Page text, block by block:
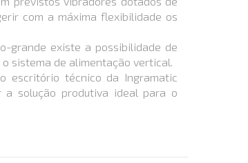
com a máxima flexibilidade os
grande existe a possibilidade de
sistema de alimentação vertical.
escritório técnico da Ingramatic
solução produtiva ideal para o